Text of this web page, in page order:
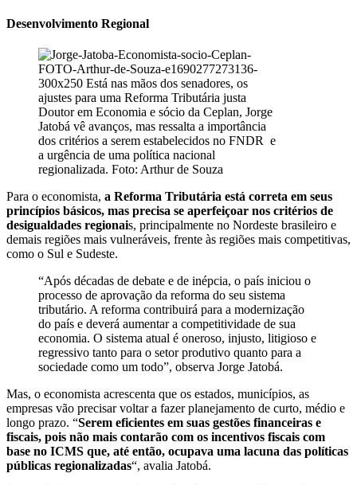
Desenvolvimento Regional
Doutor em Economia e sócio da Ceplan, Jorge
Jatobá vê avanços, mas ressalta a importância
dos critérios a serem estabelecidos no FNDR e
a urgência de uma política nacional
regionalizada. Foto: Arthur de Souza
Para o economista, a Reforma Tributária está correta em seus
princípios básicos, mas precisa se aperfeiçoar nos critérios de
desigualdades regionais, principalmente no Nordeste brasileiro e
demais regiões mais vulneráveis, frente às regiões mais competitivas,
como o Sul e Sudeste.
“Após décadas de debate e de inépcia, o país iniciou o
processo de aprovação da reforma do seu sistema
tributário. A reforma contribuirá para a modernização
do país e deverá aumentar a competitividade de sua
economia. O sistema atual é oneroso, injusto, litigioso e
regressivo tanto para o setor produtivo quanto para a
sociedade como um todo”, observa Jorge Jatobá.
Mas, o economista acrescenta que os estados, municípios, as
empresas vão precisar voltar a fazer planejamento de curto, médio e
longo prazo. “Serem eficientes em suas gestões financeiras e
fiscais, pois não mais contarão com os incentivos fiscais com
base no ICMS que, até então, ocupava uma lacuna das políticas
públicas regionalizadas“, avalia Jatobá.